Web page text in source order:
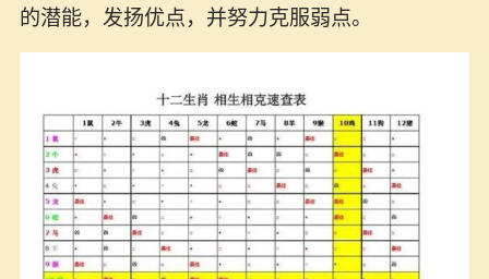
的潜能，发扬优点，并努力克服弱点。